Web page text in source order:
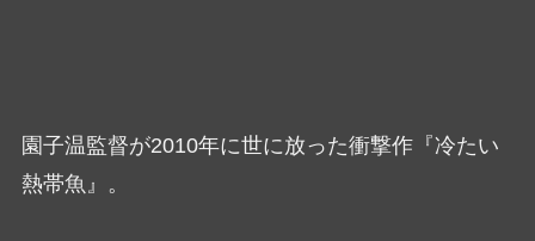
園子温監督が2010年に世に放った衝撃作『冷たい
熱帯魚』。